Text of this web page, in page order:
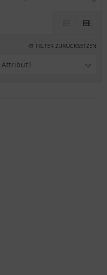
FILTER ZURÜCKSETZEN
Attribut1